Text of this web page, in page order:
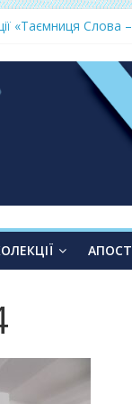
«Таємниця Слова
2026
– осінь 2026
2026